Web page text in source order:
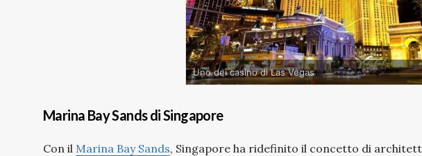
Uno dei casino di Las Vegas
Marina Bay Sands di Singapore
Con il Marina Bay Sands, Singapore ha ridefinito il concetto di